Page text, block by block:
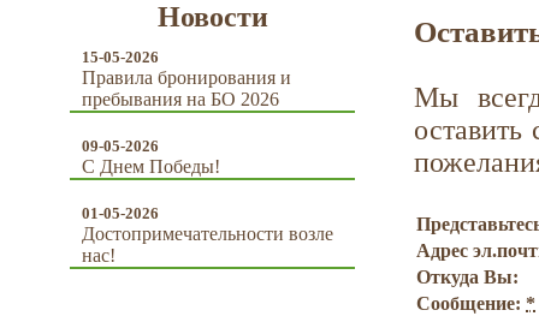
Новости
15-05-2026
Правила бронирования и
пребывания на БО 2026
09-05-2026
С Днем Победы!
01-05-2026
Достопримечательности возле
нас!
Мы
Адрес
Откуда Вы:
Сообщение: *